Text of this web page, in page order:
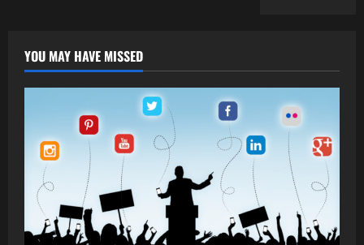
YOU MAY HAVE MISSED